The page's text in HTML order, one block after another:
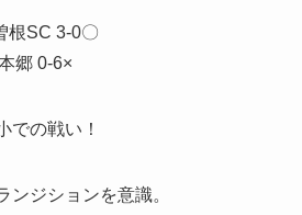
根SC 3-0〇
郷 0-6×
での戦い！
ンジションを意識。